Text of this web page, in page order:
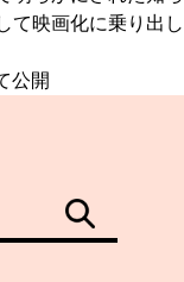
て映画化に乗り出し
公開